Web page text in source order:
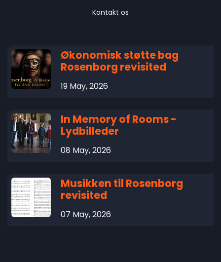
Kontakt os
Økonomisk støtte bag
Rosenborg revisited
19 May, 2026
In Memory of Rooms -
Lydbilleder
08 May, 2026
Musikken til Rosenborg
revisited
07 May, 2026